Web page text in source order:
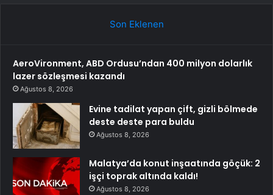
Son Eklenen
AeroVironment, ABD Ordusu’ndan 400 milyon dolarlık
lazer sözleşmesi kazandı
Ağustos 8, 2026
Evine tadilat yapan çift, gizli bölmede
deste deste para buldu
Ağustos 8, 2026
Malatya’da konut inşaatında göçük: 2
işçi toprak altında kaldı!
Ağustos 8, 2026